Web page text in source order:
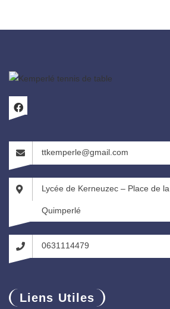
ttkemperle@gmail.com
Lycée de Kerneuzec – Place de
Quimperlé
0631114479
Liens Utiles